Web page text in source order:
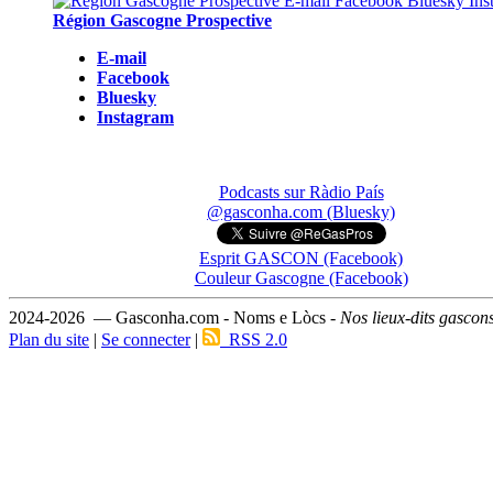
Région Gascogne Prospective
E-mail
Facebook
Bluesky
Instagram
Podcasts sur Ràdio País
@gasconha.com (Bluesky)
Esprit GASCON (Facebook)
Couleur Gascogne (Facebook)
2024-2026 — Gasconha.com - Noms e Lòcs - Nos lieux-dits
Plan du site | Se connecter| RSS 2.0